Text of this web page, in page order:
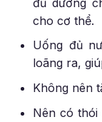
cho cơ thể.
Uống đủ
loãng ra,
Không nên
Nên có thói